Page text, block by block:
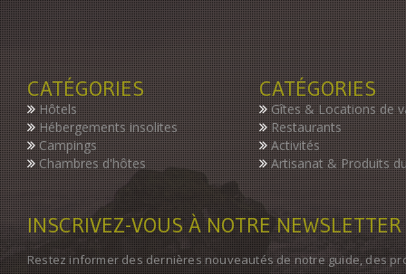
CATÉGORIES
Hôtels
Hébergements insolites
Campings
Chambres d'hôtes
CATÉGORIES
Gîtes & Locations de
Restaurants
Activités
Artisanat & Produits
INSCRIVEZ-VOUS À NOTRE NEWSLETTER
Restez informer des dernières nouveautés de notre guide, des